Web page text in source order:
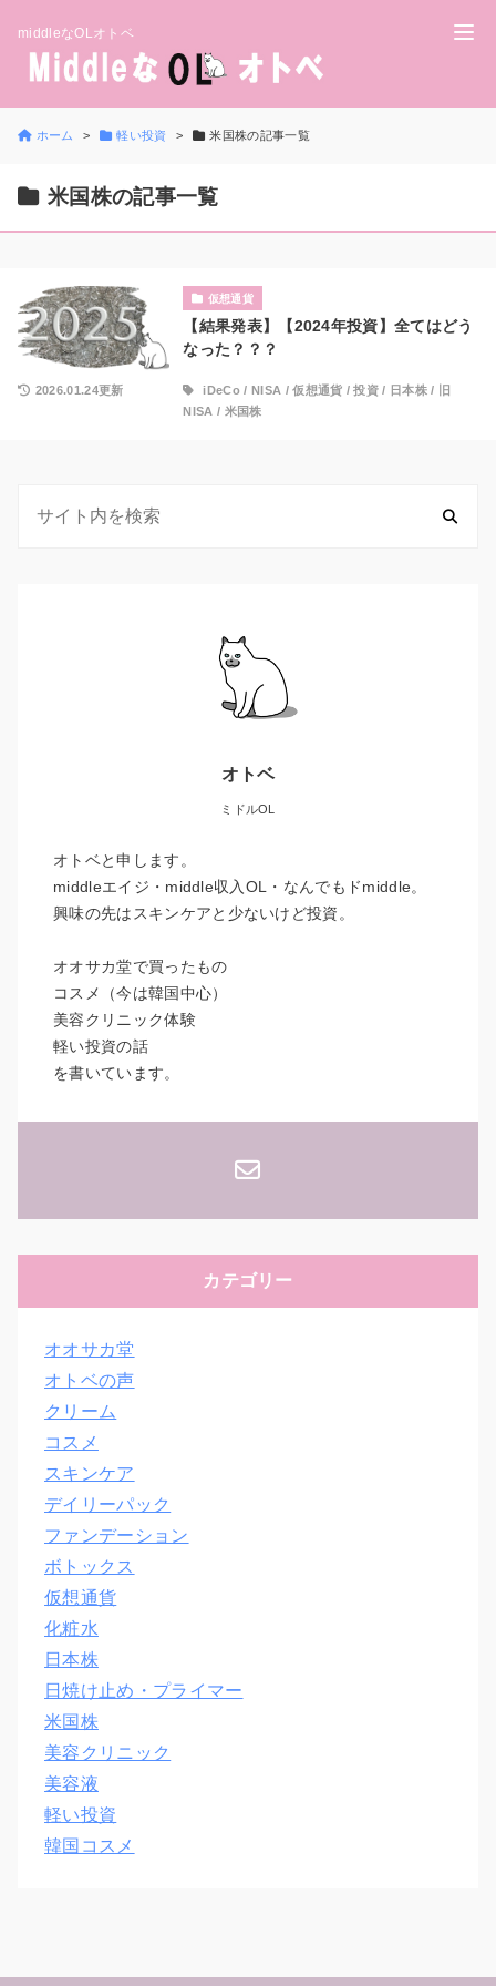
middleなOLオトベ
ホーム 軽い投資 米国株の記事一覧
米国株の記事一覧
仮想通貨
【結果発表】【2024年投資】全てはどう
なった？？？
2026.01.24更新 iDeCo / NISA /仮想通貨 /投資 / 日本株 /
旧
NISA / 米国株
オトベ
ミドルOL
オトベと申します。
middleエイジ・middle収入OL・なんでもドmiddle。
興味の先はスキンケアと少ないけど投資。
オオサカ堂で買ったもの
コスメ（今は韓国中心）
美容クリニック体験
軽い投資の話
を書いています。
カテゴリー
オオサカ堂
オトベの声
クリーム
コスメ
スキンケア
デイリーパック
ファンデーション
ボトックス
仮想通貨
化粧水
日本株
日焼け止め・プライマー
米国株
美容クリニック
美容液
軽い投資
韓国コスメ